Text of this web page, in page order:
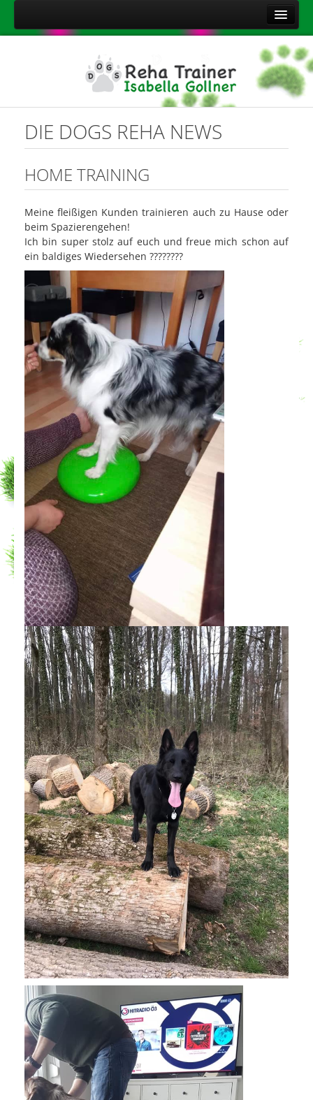
Kontakt
Impressum
Datenschutzerklärung
Onlineshop Nahrungsergänzungsmittel
DIE DOGS REHA NEWS
HOME TRAINING
Meine fleißigen Kunden trainieren auch zu Hause oder
beim Spazierengehen!
Ich bin super stolz auf euch und freue mich schon auf
ein baldiges Wiedersehen ????????